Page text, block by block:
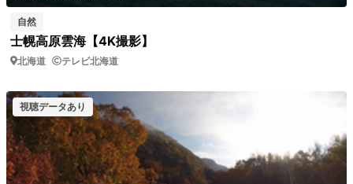
自然
士幌高原雲海【4K撮影】
北海道 テレビ北海道
視聴データあり